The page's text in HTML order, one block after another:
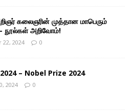
கலைஞரின் முத்தான மாபெரும்
நூல்கள் அறிவோம்!
2024 0
2024 – Nobel Prize 2024
2024 0